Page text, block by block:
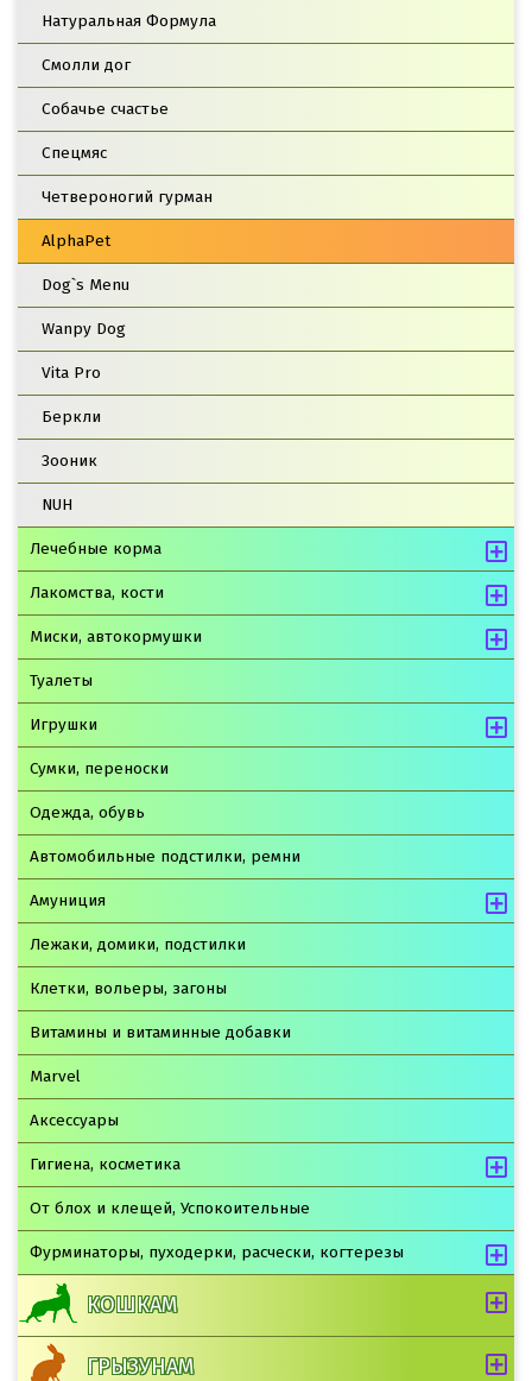
Натуральная Формула
Смолли дог
Собачье счастье
Спецмяс
Четвероногий гурман
AlphaPet
Dog`s Menu
Wanpy Dog
Vita Pro
Беркли
Зооник
NUH
Лечебные корма
Лакомства, кости
Миски, автокормушки
Туалеты
Игрушки
Сумки, переноски
Одежда, обувь
Автомобильные подстилки, ремни
Амуниция
Лежаки, домики, подстилки
Клетки, вольеры, загоны
Витамины и витаминные добавки
Marvel
Аксессуары
Гигиена, косметика
От блох и клещей, Успокоительные
Фурминаторы, пуходерки, расчески, когтерезы
КОШКАМ
ГРЫЗУНАМ